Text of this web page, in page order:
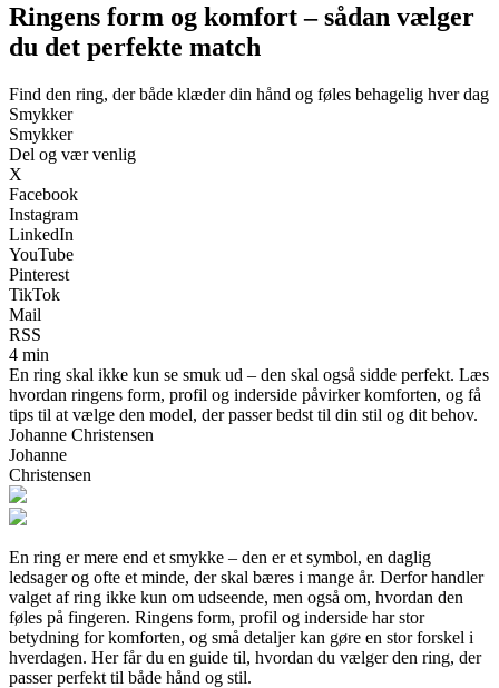
Ringens form og komfort – sådan vælger
du det perfekte match
Find den ring, der både klæder din hånd og føles behagelig hver dag
Smykker
Smykker
Del og vær venlig
X
Facebook
Instagram
LinkedIn
YouTube
Pinterest
TikTok
Mail
RSS
4 min
En ring skal ikke kun se smuk ud – den skal også sidde perfekt. Læs
hvordan ringens form, profil og inderside påvirker komforten, og få
tips til at vælge den model, der passer bedst til din stil og dit behov.
Johanne Christensen
Johanne
Christensen
En ring er mere end et smykke – den er et symbol, en daglig
ledsager og ofte et minde, der skal bæres i mange år. Derfor handler
valget af ring ikke kun om udseende, men også om, hvordan den
føles på fingeren. Ringens form, profil og inderside har stor
betydning for komforten, og små detaljer kan gøre en stor forskel i
hverdagen. Her får du en guide til, hvordan du vælger den ring, der
passer perfekt til både hånd og stil.